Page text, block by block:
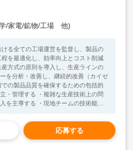
/家電/鉱物/工場 他)
ける全ての工場運営を監督し、製品の
を最適化し、効率向上とコスト削減
方式の原則を導入し、生産ラインの
を分析・改善し、継続的改善（カイゼ
の製品品質を確保するための包括的
・管理する ・複雑な生産技術上の問
を主導する ・現地チームの技術能力
の業績評価とインセンティブ制度を設
地の外部関係者（政府、地域社会、
として活動し、円滑な運営を確保する
応募する